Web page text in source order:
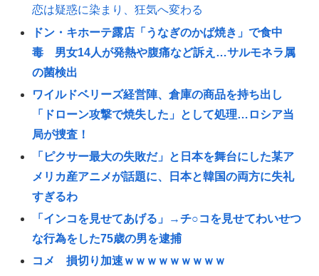
恋は疑惑に染まり、狂気へ変わる
ドン・キホーテ露店「うなぎのかば焼き」で食中
毒 男女14人が発熱や腹痛など訴え…サルモネラ属
の菌検出
ワイルドベリーズ経営陣、倉庫の商品を持ち出し
「ドローン攻撃で焼失した」として処理…ロシア当
局が捜査！
「ピクサー最大の失敗だ」と日本を舞台にした某ア
メリカ産アニメが話題に、日本と韓国の両方に失礼
すぎるわ
「インコを見せてあげる」→チ○コを見せてわいせつ
な行為をした75歳の男を逮捕
コメ 損切り加速ｗｗｗｗｗｗｗｗｗ